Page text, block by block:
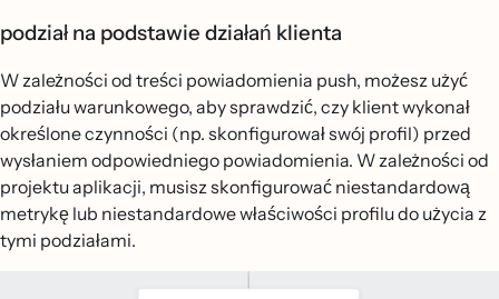
podział na podstawie działań klienta
W zależności od treści powiadomienia push, możesz użyć
podziału warunkowego, aby sprawdzić, czy klient wykonał
określone czynności (np. skonfigurował swój profil) przed
wysłaniem odpowiedniego powiadomienia. W zależności od
projektu aplikacji, musisz skonfigurować niestandardową
metrykę lub niestandardowe właściwości profilu do użycia z
tymi podziałami.